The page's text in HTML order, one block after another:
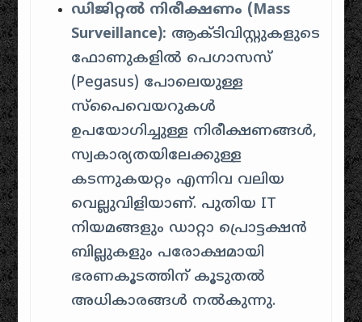
ഡിജിറ്റൽ നിരീക്ഷണം (Mass
Surveillance): ആക്ടിവിസ്റ്റുകളുടെ
ഫോണുകളിൽ പെഗാസസ്
(Pegasus) പോലെയുള്ള
സ്പൈവെയറുകൾ
ഉപയോഗിച്ചുള്ള നിരീക്ഷണങ്ങൾ,
സ്വകാര്യതയിലേക്കുള്ള
കടന്നുകയറ്റം എന്നിവ വലിയ
വെല്ലുവിളിയാണ്. പുതിയ IT
നിയമങ്ങളും ഡാറ്റാ പ്രൊട്ടക്ഷൻ
ബില്ലുകളും പരോക്ഷമായി
ഭരണകൂടത്തിന് കൂടുതൽ
അധികാരങ്ങൾ നൽകുന്നു.